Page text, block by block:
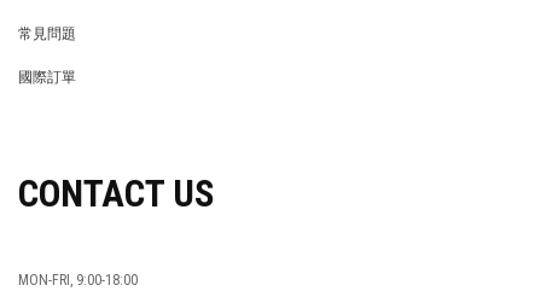
常見問題
國際訂單
CONTACT US
MON-FRI, 9:00-18:00